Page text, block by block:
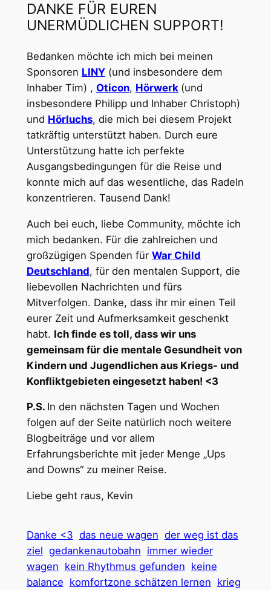
DANKE FÜR EUREN
UNERMÜDLICHEN SUPPORT!
Bedanken möchte ich mich bei meinen
Sponsoren LINY(und insbesondere dem
Inhaber Tim) , Oticon, Hörwerk (und
insbesondere Philipp und Inhaber Christoph)
und Hörluchs, die mich bei diesem Projekt
tatkräftig unterstützt haben. Durch eure
Unterstützung hatte ich perfekte
Ausgangsbedingungen für die Reise und
konnte mich auf das wesentliche, das Radeln
konzentrieren. Tausend Dank!
Auch bei euch, liebe Community, möchte ich
mich bedanken. Für die zahlreichen und
großzügigen Spenden für War Child
Deutschland, für den mentalen Support, die
liebevollen Nachrichten und fürs
Mitverfolgen. Danke, dass ihr mir einen Teil
eurer Zeit und Aufmerksamkeit geschenkt
habt. Ich finde es toll, dass wir uns
gemeinsam für die mentale Gesundheit von
Kindern und Jugendlichen aus Kriegs- und
Konfliktgebieten eingesetzt haben! <3
P.S. In den nächsten Tagen und Wochen
folgen auf der Seite natürlich noch weitere
Blogbeiträge und vor allem
Erfahrungsberichte mit jeder Menge „Ups
and Downs“ zu meiner Reise.
Liebe geht raus, Kevin
Danke <3 das neue wagen der weg ist das
ziel gedankenautobahn immer wieder
wagen kein Rhythmus gefunden keine
balance komfortzone schätzen lernen krieg